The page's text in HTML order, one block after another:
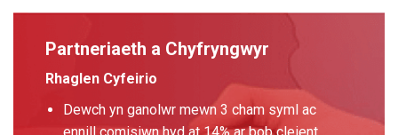
Partneriaeth a Chyfryngwyr
Rhaglen Cyfeirio
Dewch yn ganolwr mewn 3 cham syml ac